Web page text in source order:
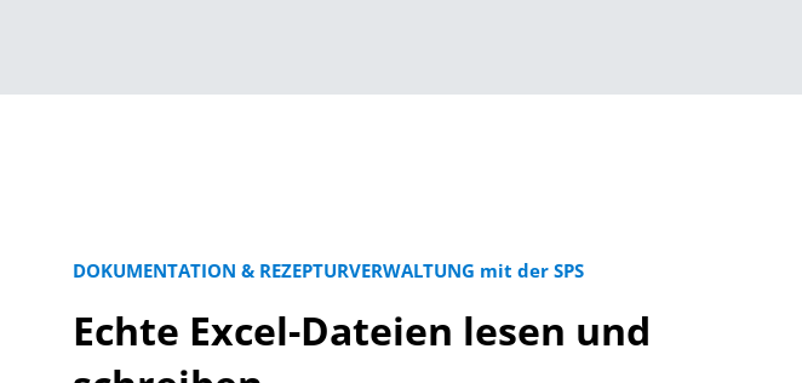
DOKUMENTATION & REZEPTURVERWALTUNG mit der SPS
Echte Excel-Dateien lesen und